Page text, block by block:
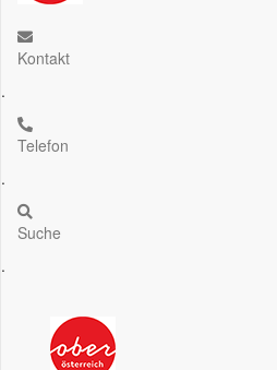
Kontakt
.
Telefon
.
Suche
.